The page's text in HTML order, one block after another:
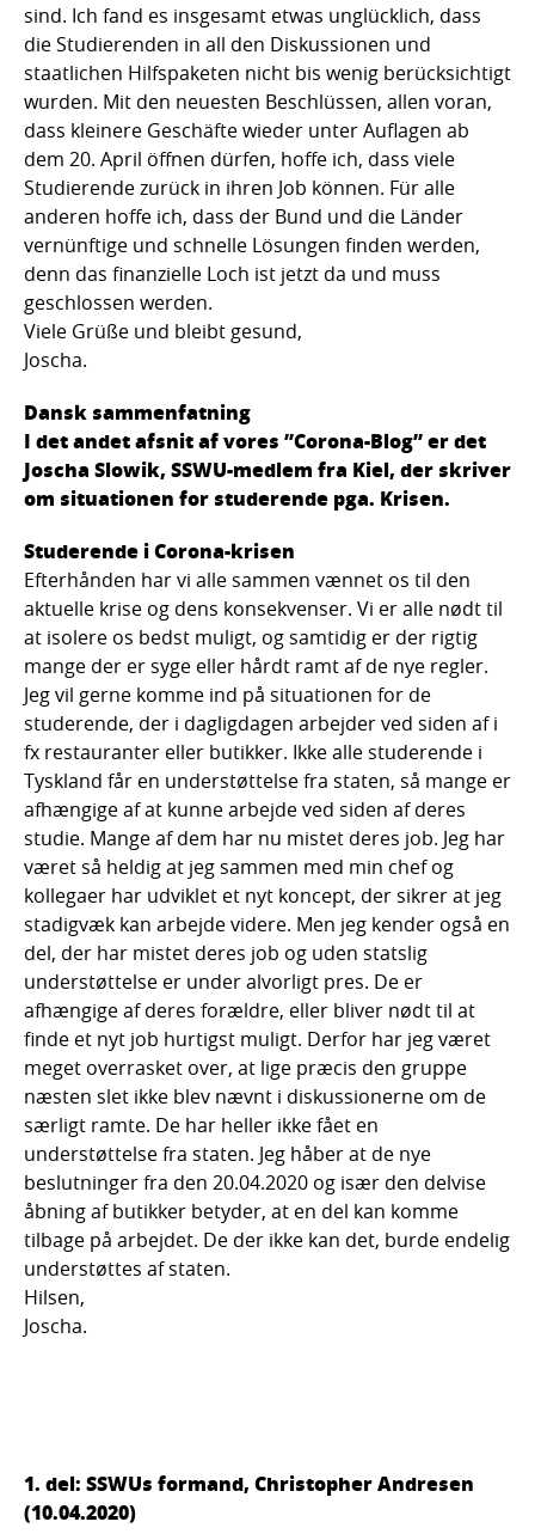
sind. Ich fand es insgesamt etwas unglücklich, dass
die Studierenden in all den Diskussionen und
staatlichen Hilfspaketen nicht bis wenig berücksichtigt
wurden. Mit den neuesten Beschlüssen, allen voran,
dass kleinere Geschäfte wieder unter Auflagen ab
dem 20. April öffnen dürfen, hoffe ich, dass viele
Studierende zurück in ihren Job können. Für alle
anderen hoffe ich, dass der Bund und die Länder
vernünftige und schnelle Lösungen finden werden,
denn das finanzielle Loch ist jetzt da und muss
geschlossen werden.
Viele Grüße und bleibt gesund,
Joscha.
Dansk sammenfatning
I det andet afsnit af vores ”Corona-Blog” er det
Joscha Slowik, SSWU-medlem fra Kiel, der skriver
om situationen for studerende pga. Krisen.
Studerende i Corona-krisen
Efterhånden har vi alle sammen vænnet os til den
aktuelle krise og dens konsekvenser. Vi er alle nødt til
at isolere os bedst muligt, og samtidig er der rigtig
mange der er syge eller hårdt ramt af de nye regler.
Jeg vil gerne komme ind på situationen for de
studerende, der i dagligdagen arbejder ved siden af i
fx restauranter eller butikker. Ikke alle studerende i
Tyskland får en understøttelse fra staten, så mange er
afhængige af at kunne arbejde ved siden af deres
studie. Mange af dem har nu mistet deres job. Jeg har
været så heldig at jeg sammen med min chef og
kollegaer har udviklet et nyt koncept, der sikrer at jeg
stadigvæk kan arbejde videre. Men jeg kender også en
del, der har mistet deres job og uden statslig
understøttelse er under alvorligt pres. De er
afhængige af deres forældre, eller bliver nødt til at
finde et nyt job hurtigst muligt. Derfor har jeg været
meget overrasket over, at lige præcis den gruppe
næsten slet ikke blev nævnt i diskussionerne om de
særligt ramte. De har heller ikke fået en
understøttelse fra staten. Jeg håber at de nye
beslutninger fra den 20.04.2020 og især den delvise
åbning af butikker betyder, at en del kan komme
tilbage på arbejdet. De der ikke kan det, burde endelig
understøttes af staten.
Hilsen,
Joscha.
1. del: SSWUs formand, Christopher Andresen
(10.04.2020)